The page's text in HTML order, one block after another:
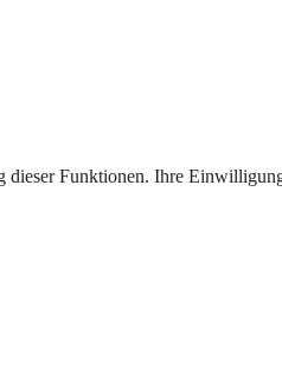
Funktionen. Ihre